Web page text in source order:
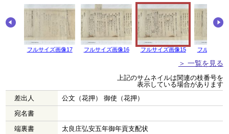
フルサイズ画像17 フルサイズ画像16 フルサイズ画像15 フルサイズ
＞ 一覧を見る
上記のサムネイルは関連の枝番号を
表示している場合があります
差出人
公文（花押） 御使（花押）
宛名書
端裏書
太良庄弘安五年御年貢支配状